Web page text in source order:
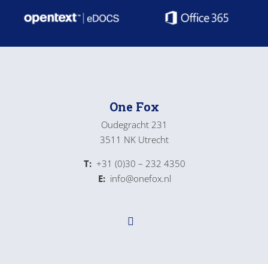
One Fox
Oudegracht 231
3511 NK Utrecht
T: +31 (0)30 – 232 4350
E: info@onefox.nl